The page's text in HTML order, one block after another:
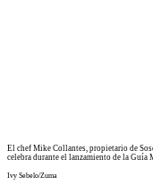
El chef Mike Collantes, propietario de
celebra durante el lanzamiento de la
Ivy Sebelo/Zuma